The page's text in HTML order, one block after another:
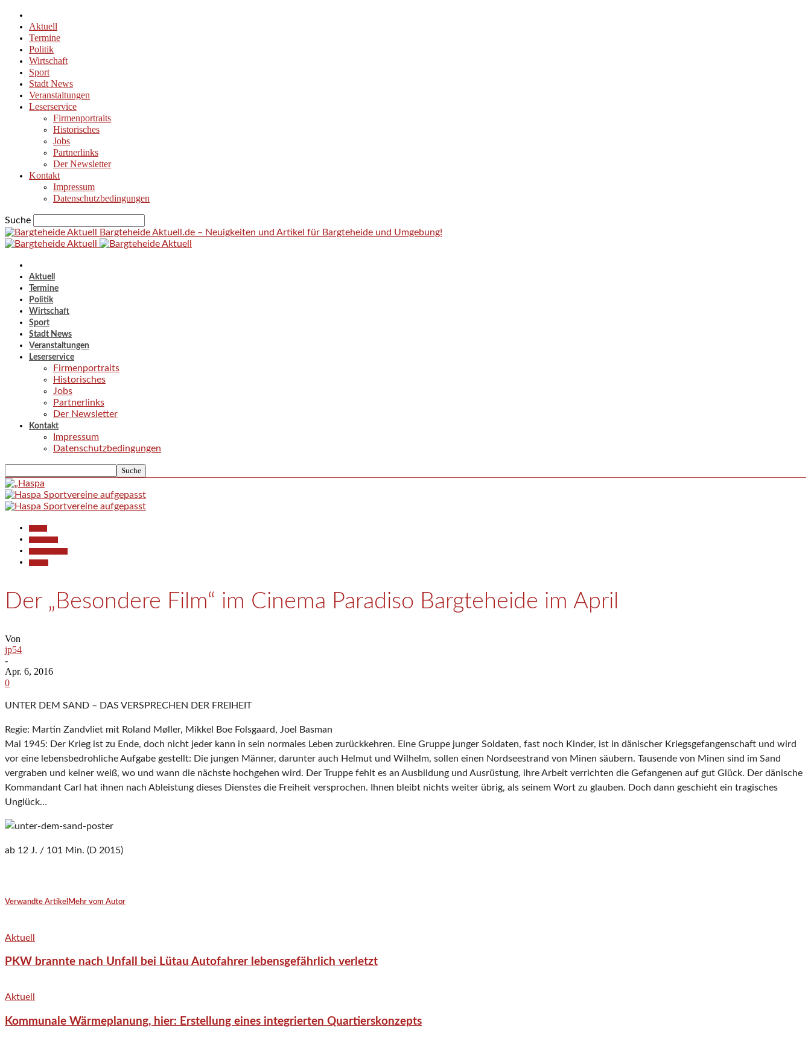
Aktuell
Termine
Politik
Wirtschaft
Sport
Stadt News
Veranstaltungen
Leserservice
Firmenportraits
Historisches
Jobs
Partnerlinks
Der Newsletter
Kontakt
Impressum
Datenschutzbedingungen
Suche
Bargteheide Aktuell.de – Neuigkeiten und Artikel für Bargteheide und Umgebung!
Aktuell
Termine
Politik
Wirtschaft
Sport
Stadt News
Veranstaltungen
Leserservice
Firmenportraits
Historisches
Jobs
Partnerlinks
Der Newsletter
Kontakt
Impressum
Datenschutzbedingungen
Der „Besondere Film“ im Cinema Paradiso Bargteheide im April
Von
jp54
-
Apr. 6, 2016
0
UNTER DEM SAND – DAS VERSPRECHEN DER FREIHEIT
Regie: Martin Zandvliet mit Roland Møller, Mikkel Boe Folsgaard, Joel Basman
Mai 1945: Der Krieg ist zu Ende, doch nicht jeder kann in sein normales Leben zurückkehren. Eine Gruppe junger Soldaten, fast noch Kinder, ist in dänischer Kriegsgefangenschaft und wird
vor eine lebensbedrohliche Aufgabe gestellt: Die jungen Männer, darunter auch Helmut und Wilhelm, sollen einen Nordseestrand von Minen säubern. Tausende von Minen sind im Sand
vergraben und keiner weiß, wo und wann die nächste hochgehen wird. Der Truppe fehlt es an Ausbildung und Ausrüstung, ihre Arbeit verrichten die Gefangenen auf gut Glück. Der dänische
Kommandant Carl hat ihnen nach Ableistung dieses Dienstes die Freiheit versprochen. Ihnen bleibt nichts weiter übrig, als seinem Wort zu glauben. Doch dann geschieht ein tragisches
Unglück…
ab 12 J. / 101 Min. (D 2015)
Verwandte Artikel Mehr vom Autor
Aktuell
PKW brannte nach Unfall bei Lütau Autofahrer lebensgefährlich verletzt
Aktuell
Kommunale Wärmeplanung, hier: Erstellung eines integrierten Quartierskonzepts